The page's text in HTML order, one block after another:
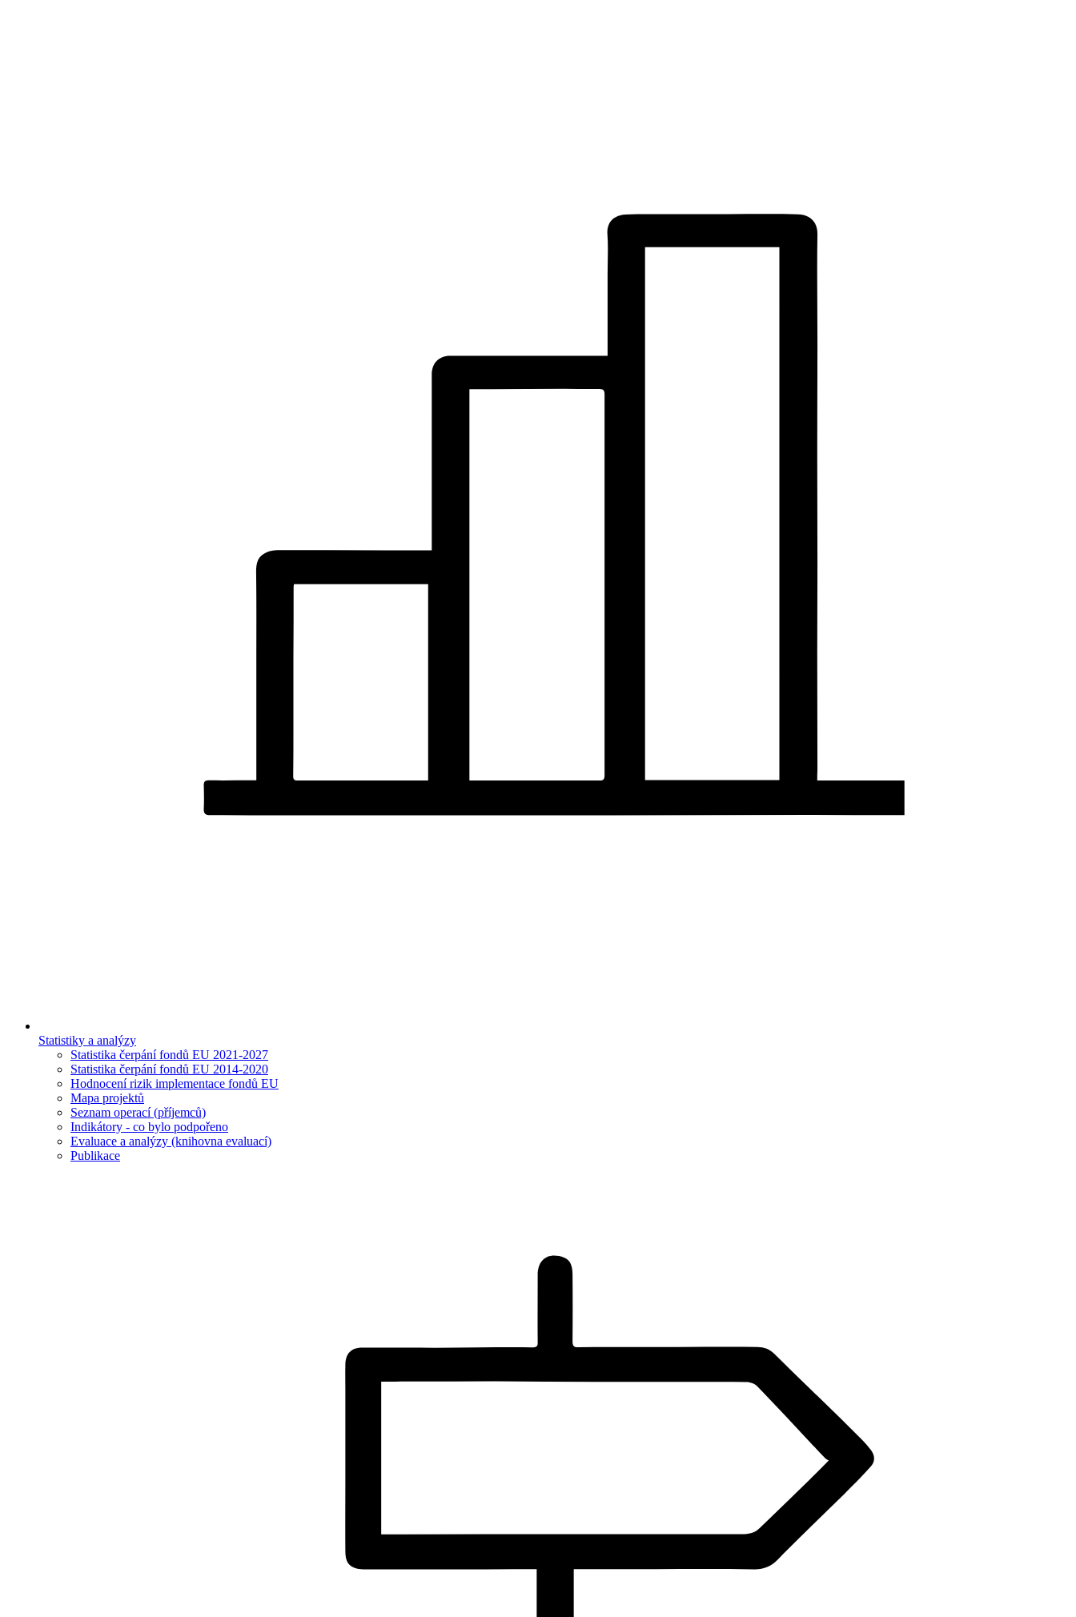
Statistiky a analýzy
Statistika čerpání fondů EU 2021-2027
Statistika čerpání fondů EU 2014-2020
Hodnocení rizik implementace fondů EU
Mapa projektů
Seznam operací (příjemců)
Indikátory - co bylo podpořeno
Evaluace a analýzy (knihovna evaluací)
Publikace